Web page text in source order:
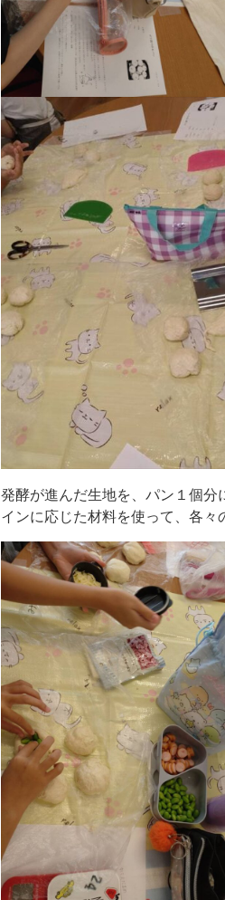
発酵が進んだ生地を、パン１個
インに応じた材料を使って、各々